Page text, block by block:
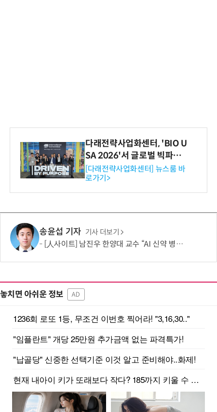
다래전략사업화센터, 'BIO U
SA 2026'서 글로벌 빅파마
와의 비즈니스 미팅 지원…K
-바이오 해외 진출 교두보 확
보
[다래전략사업화센터] 뉴스룸 바
로가기>
송윤섭 기자 기사 더보기
[人사이트] 남진우 한양대 교수 “AI 신약 병목, K-문샷으로 극복해 개발 속도 10배 향상”
놓치면 아쉬운 정보 AD